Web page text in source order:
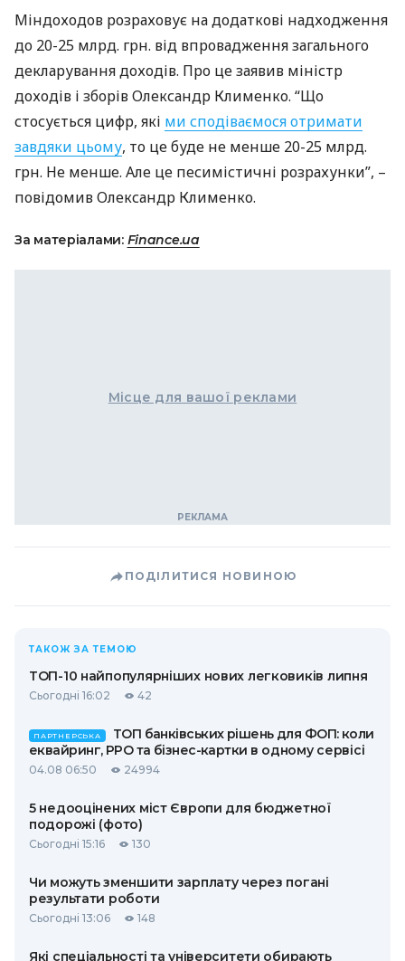
Міндоходов розраховує на додаткові надходження
до 20-25 млрд. грн. від впровадження загального
декларування доходів. Про це заявив міністр
доходів і зборів Олександр Клименко. “Що
стосується цифр, які ми сподіваємося отримати
завдяки цьому, то це буде не менше 20-25 млрд.
грн. Не менше. Але це песимістичні розрахунки”, –
повідомив Олександр Клименко.
За матеріалами: Finance.ua
Місце для вашої реклами
ПОДІЛИТИСЯ НОВИНОЮ
ТАКОЖ ЗА ТЕМОЮ
ТОП-10 найпопулярніших нових легковиків липня
Сьогодні 16:02 42
ПАРТНЕРСЬКА
ТОП банківських рішень для ФОП: коли
еквайринг, РРО та бізнес-картки в одному сервісі
04.08 06:50 24994
5 недооцінених міст Європи для бюджетної
подорожі (фото)
Сьогодні 15:16 130
Чи можуть зменшити зарплату через погані
результати роботи
Сьогодні 13:06 148
Які спеціальності та університети обирають